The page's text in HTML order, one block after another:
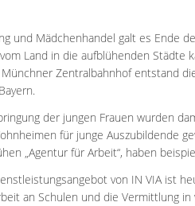
und Mädchenhandel galt es Ende
Land in die aufblühenden Städte
Münchner Zentralbahnhof entstand
der jungen Frauen wurden
für junge Auszubildende
„Agentur für Arbeit“, haben
von IN VIA ist
an Schulen und die Vermittlung